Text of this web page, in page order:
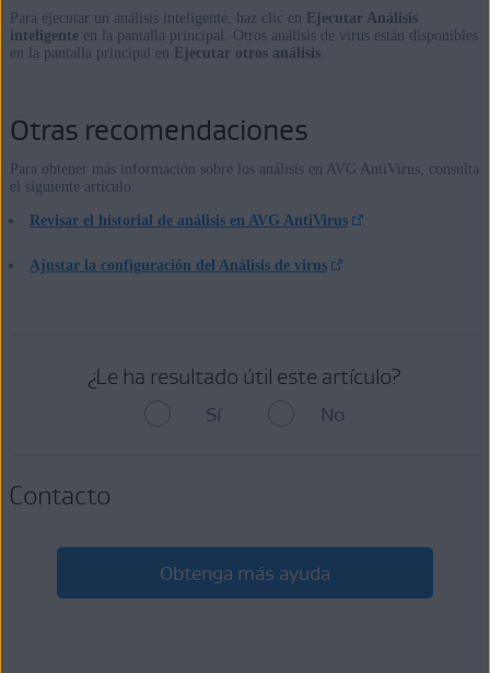
Para ejecutar un análisis inteligente, haz clic en Ejecutar Análisis
inteligenteen la pantalla principal. Otros análisis de virus están disponibles
en la pantalla principal en Ejecutar otros análisis.
Otras recomendaciones
Para obtener más información sobre los análisis en AVG AntiVirus, consulta
el siguiente artículo:
Revisar el historial de análisis en AVG AntiVirus
Ajustar la configuración del Análisis de virus
¿Le ha resultado útil este artículo?
Sí No
Contacto
Obtenga más ayuda